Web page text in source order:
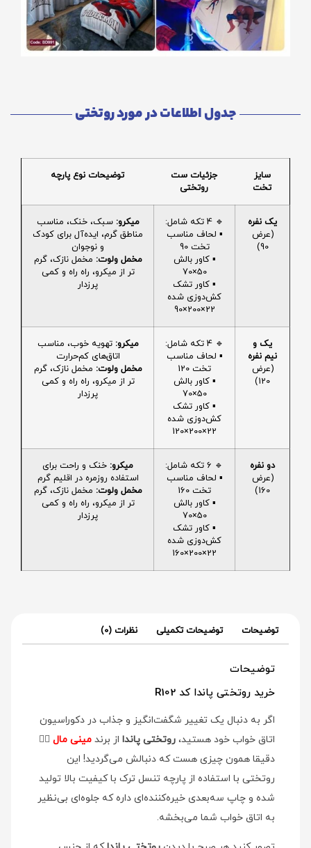
جدول اطلاعات در مورد روتختی
سایز
تخت
جزئیات ست
روتختی
توضیحات نوع پارچه
یک نفره
(عرض
90)
🔹 4 تکه شامل:
▪️ لحاف مناسب
تخت 90
▪️ کاور بالش
50×70
▪️ کاور تشک
کش‌دوزی شده
22×200×90
میکرو: سبک، خنک، مناسب
مناطق گرم، ایده‌آل برای کودک
و نوجوان
مخمل ولوت: مخمل نازک، گرم
تر از میکرو، راه راه و کمی
پرزدار
یک و
نیم نفره
(عرض
120)
🔹 4 تکه شامل:
▪️ لحاف مناسب
تخت 120
▪️ کاور بالش
50×70
▪️ کاور تشک
کش‌دوزی شده
22×200×120
میکرو: تهویه خوب، مناسب
اتاق‌های کم‌حرارت
مخمل ولوت: مخمل نازک، گرم
تر از میکرو، راه راه و کمی
پرزدار
دو نفره
(عرض
160)
🔹 6 تکه شامل:
▪️ لحاف مناسب
تخت 160
▪️ کاور بالش
50×70
▪️ کاور تشک
کش‌دوزی شده
22×200×160
میکرو: خنک و راحت برای
استفاده روزمره در اقلیم گرم
مخمل ولوت: مخمل نازک، گرم
تر از میکرو، راه راه و کمی
پرزدار
توضیحات توضیحات تکمیلی نظرات (0)
توضیحات
خرید روتختی پاندا کد R102
اگر به دنبال یک تغییر شگفت‌انگیز و جذاب در دکوراسیون
اتاق خواب خود هستید، روتختی پاندا از برند مینی مال 👉🏻
دقیقا همون چیزی هست که دنبالش می‌گردید! این
روتختی با استفاده از پارچه تنسل ترک با کیفیت بالا تولید
شده و چاپ سه‌بعدی خیره‌کننده‌ای داره که جلوه‌ای بی‌نظیر
به اتاق خواب شما می‌بخشه.